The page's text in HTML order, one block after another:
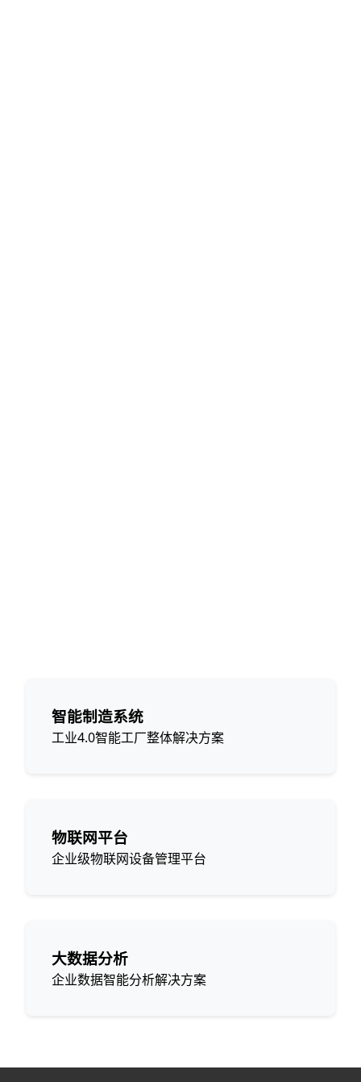
智能制造系统
工业4.0智能工厂整体解决方案
物联网平台
企业级物联网设备管理平台
大数据分析
企业数据智能分析解决方案